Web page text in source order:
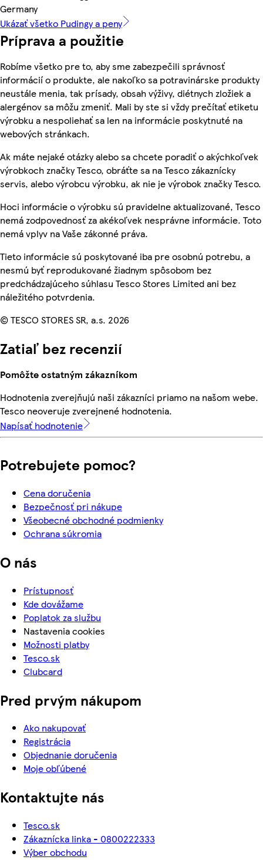
Germany
Ukázať všetko Pudingy a peny
Príprava a použitie
Robíme všetko pre to, aby sme zabezpečili správnosť
informácií o produkte, ale nakoľko sa potravinárske produkty
neustále menia, tak prísady, obsah výživy, diétnych zložiek a
alergénov sa môžu zmeniť. Mali by ste si vždy prečítať etiketu
výrobku a nespoliehať sa len na informácie poskytnuté na
webových stránkach.
Ak máte nejaké otázky alebo sa chcete poradiť o akýchkoľvek
výrobkoch značky Tesco, obráťte sa na Tesco zákaznícky
servis, alebo výrobcu výrobku, ak nie je výrobok značky Tesco.
Hoci informácie o výrobku sú pravidelne aktualizované, Tesco
nemá zodpovednosť za akékoľvek nesprávne informácie. Toto
nemá vplyv na Vaše zákonné práva.
Tieto informácie sú poskytované iba pre osobnú potrebu, a
nesmú byť reprodukované žiadnym spôsobom bez
predchádzajúceho súhlasu Tesco Stores Limited ani bez
náležitého potvrdenia.
© TESCO STORES SR, a.s. 2026
Zatiaľ bez recenzií
Pomôžte ostatným zákazníkom
Hodnotenia zverejňujú naši zákazníci priamo na našom webe.
Tesco neoveruje zverejnené hodnotenia.
Napísať hodnotenie
Potrebujete pomoc?
Cena doručenia
Bezpečnosť pri nákupe
Všeobecné obchodné podmienky
Ochrana súkromia
O nás
Prístupnosť
Kde dovážame
Poplatok za službu
Nastavenia cookies
Možnosti platby
Tesco.sk
Clubcard
Pred prvým nákupom
Ako nakupovať
Registrácia
Objednanie doručenia
Moje obľúbené
Kontaktujte nás
Tesco.sk
Zákaznícka linka - 0800222333
Výber obchodu